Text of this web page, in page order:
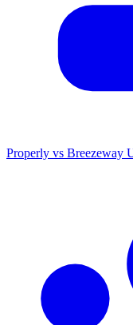
Properly vs Breezeway